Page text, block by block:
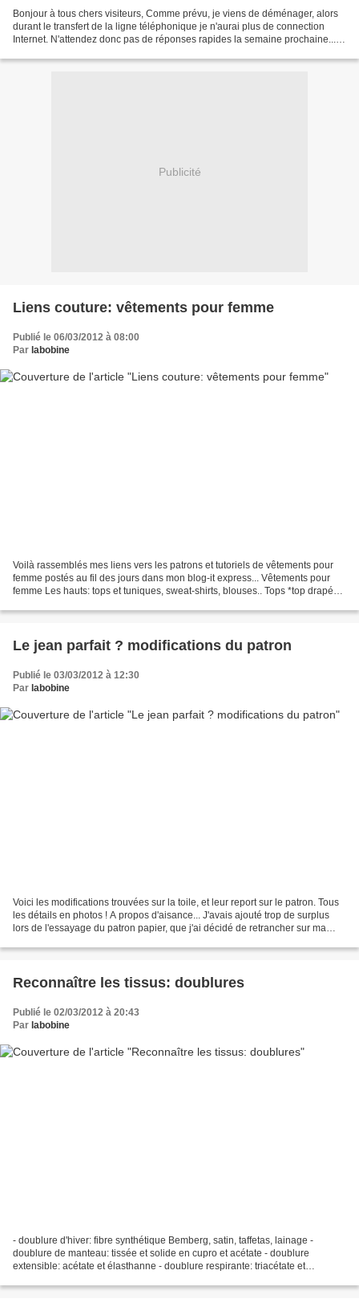
Bonjour à tous chers visiteurs, Comme prévu, je viens de déménager, alors
durant le transfert de la ligne téléphonique je n'aurai plus de connection
Internet. N'attendez donc pas de réponses rapides la semaine prochaine...
Publicité
Liens couture: vêtements pour femme
Publié le 06/03/2012 à 08:00
Par labobine
Voilà rassemblés mes liens vers les patrons et tutoriels de vêtements pour
femme postés au fil des jours dans mon blog-it express... Vêtements pour
femme Les hauts: tops et tuniques, sweat-shirts, blouses.. Tops *top drapé
Le jean parfait ? modifications du patron
Publié le 03/03/2012 à 12:30
Par labobine
Voici les modifications trouvées sur la toile, et leur report sur le patron. Tous
les détails en photos ! A propos d'aisance... J'avais ajouté trop de surplus
lors de l'essayage du patron papier, que j'ai décidé de retrancher sur ma
Reconnaître les tissus: doublures
Publié le 02/03/2012 à 20:43
Par labobine
- doublure d'hiver: fibre synthétique Bemberg, satin, taffetas, lainage -
doublure de manteau: tissée et solide en cupro et acétate - doublure
extensible: acétate et élasthanne - doublure respirante: triacétate et